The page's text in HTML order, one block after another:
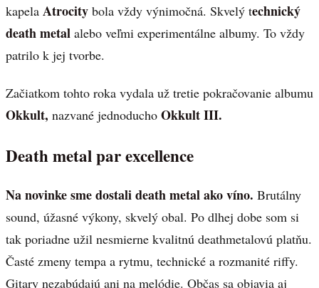
kapela Atrocity bola vždy výnimočná. Skvelý technický
death metal alebo veľmi experimentálne albumy. To vždy
patrilo k jej tvorbe.
Začiatkom tohto roka vydala už tretie pokračovanie albumu
Okkult, nazvané jednoducho Okkult III.
Death metal par excellence
Na novinke sme dostali death metal ako víno. Brutálny
sound, úžasné výkony, skvelý obal. Po dlhej dobe som si
tak poriadne užil nesmierne kvalitnú deathmetalovú platňu.
Časté zmeny tempa a rytmu, technické a rozmanité riffy.
Gitary nezabúdajú ani na melódie. Občas sa objavia aj